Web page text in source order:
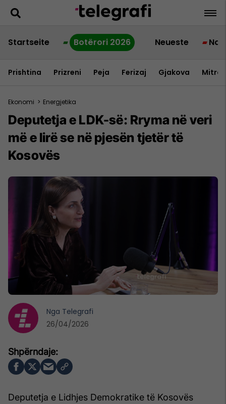
Startseite Botërori 2026 Neueste
Prishtina Prizreni Peja Ferizaj Gjakova
Ekonomi > Energjetika
Deputetja e LDK-së: Rryma në veri
më e lirë se në pjesën tjetër të
Kosovës
Deputetja e Lidhjes Demokratike të Kosovës
Nga Telegrafi
26/04/2026